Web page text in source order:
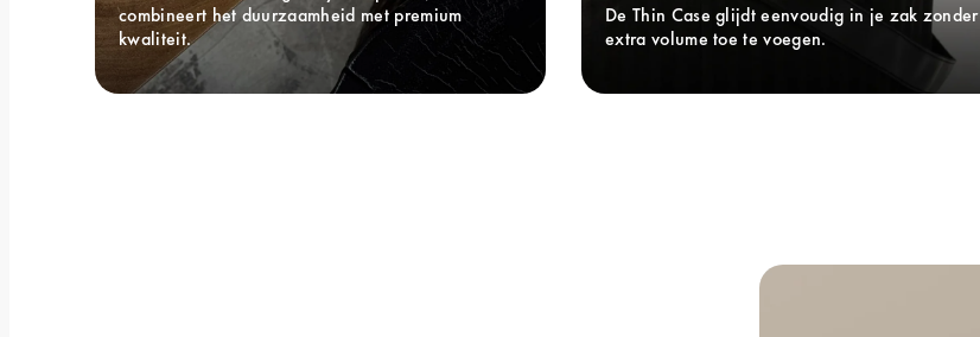
combineert het duurzaamheid met premium
kwaliteit.
De Thin Case glijdt eenvoudig in je zak zonder
extra volume toe te voegen.